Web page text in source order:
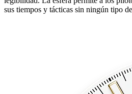
sus tiempos y tácticas sin ningún tipo